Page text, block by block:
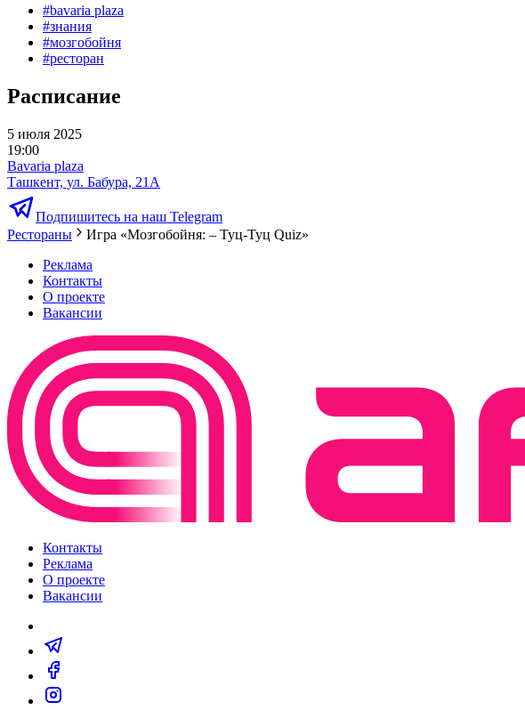
#bavaria plaza
#знания
#мозгобойня
#ресторан
Расписание
5 июля 2025
19:00
Bavaria plaza
Ташкент, ул. Бабура, 21А
Подпишитесь на наш Telegram
Рестораны
Игра «Мозгобойня: – Туц-Туц Quiz»
Реклама
Контакты
О проекте
Вакансии
Контакты
Реклама
О проекте
Вакансии